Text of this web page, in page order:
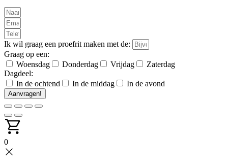
Ik wil graag een proefrit maken met de:
Graag op een:
Woensdag
Donderdag Vrijdag
Zaterdag
Dagdeel:
In de ochtend
In de middag In de avond
Aanvragen!
0